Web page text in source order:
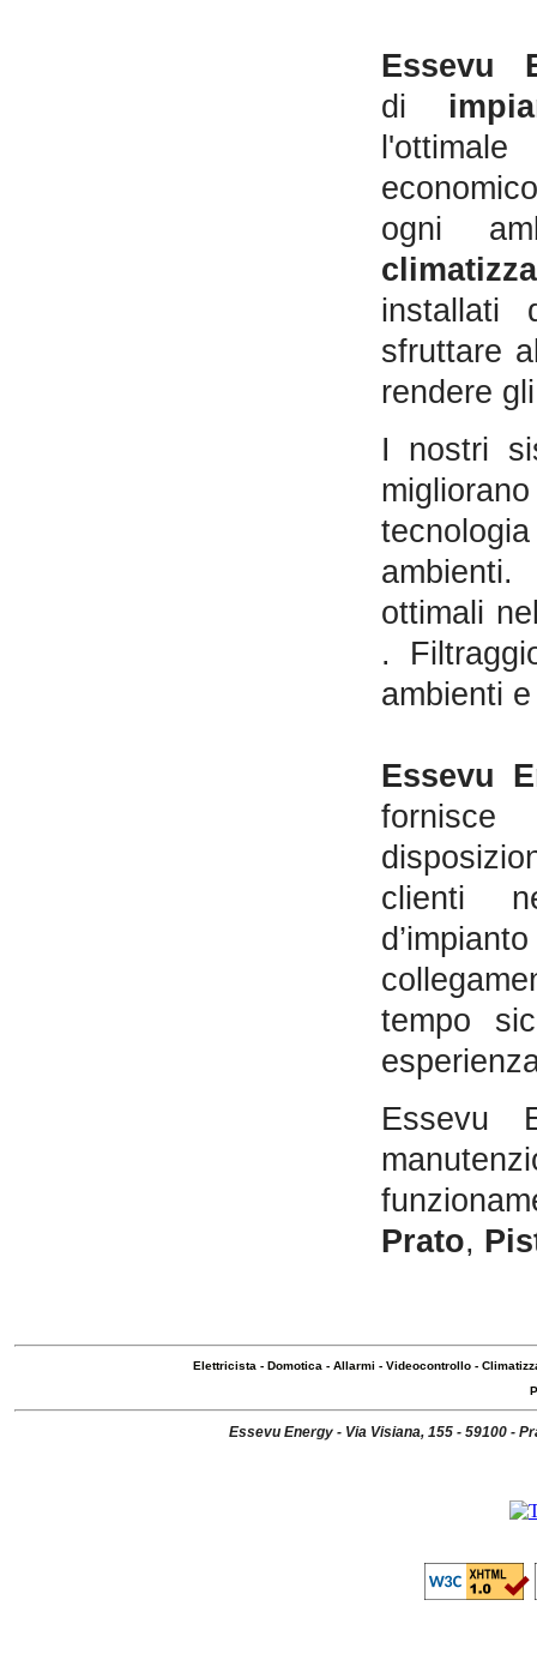
Essevu
di
ogni
sfruttare
rendere
I nostri
ottimali
.
ambienti
Essevu
fornisce
clienti
tempo
Essevu
Prato,
Elettricista - Domotica - Allarmi - Videocontrollo-
Essevu Energy - Via Visiana, 155 - 59100 -